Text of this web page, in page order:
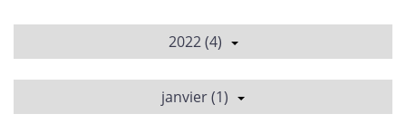
2022 (4)
janvier (1)